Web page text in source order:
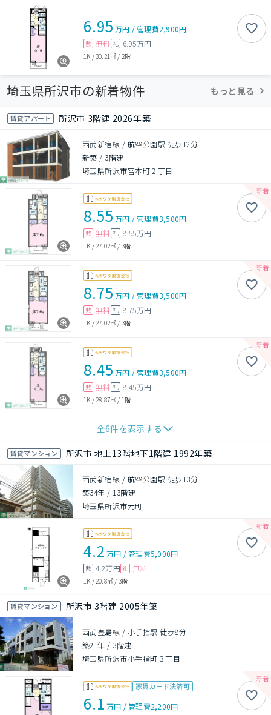
6.95 万円 /管理費2,900円
敷 無料 礼 6.95万円
1K /30.21㎡ / 2階
埼玉県所沢市の新着物件 もっと見る
賃貸アパート 所沢市 3階建 2026年築
西武新宿線 / 航空公園駅 徒歩12分
新築 / 3階建
埼玉県所沢市宮本町２丁目
8.55 万円 /管理費3,500円
敷 無料 礼 8.55万円
1K /27.02㎡ / 3階
8.75 万円 /管理費3,500円
敷 無料 礼 8.75万円
1K /27.02㎡ / 3階
8.45 万円 /管理費3,500円
敷 無料 礼 8.45万円
1K /28.87㎡ / 1階
全6件を表示する
賃貸マンション 所沢市 地上13階地下1階建 1992年築
西武新宿線 / 航空公園駅 徒歩13分
築34年 / 13階建
埼玉県所沢市元町
4.2 万円 /管理費5,000円
敷 4.2万円 礼 無料
1K /20.8㎡ / 3階
賃貸マンション 所沢市 3階建 2005年築
西武豊島線 / 小手指駅 徒歩8分
築21年 / 3階建
埼玉県所沢市小手指町３丁目
家賃カード決済可
6.1 万円 /管理費2,200円